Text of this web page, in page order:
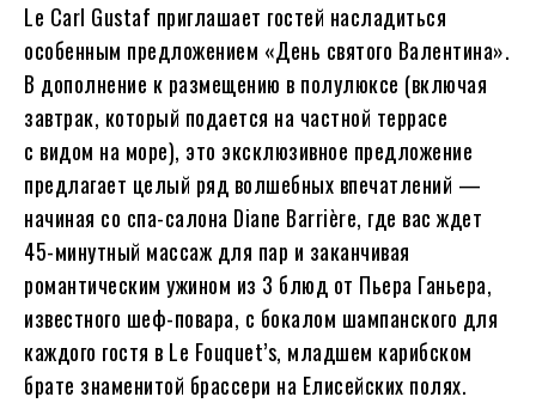
Le Carl Gustaf приглашает гостей насладиться
особенным предложением «День святого Валентина».
В дополнение к размещению в полулюксе (включая
завтрак, который подается на частной террасе
с видом на море), это эксклюзивное предложение
предлагает целый ряд волшебных впечатлений —
начиная со спа-салона Diane Barrière, где вас ждет
45-минутный массаж для пар и заканчивая
романтическим ужином из 3 блюд от Пьера Ганьера,
известного шеф-повара, с бокалом шампанского для
каждого гостя в Le Fouquet’s, младшем карибском
брате знаменитой брассери на Елисейских полях.